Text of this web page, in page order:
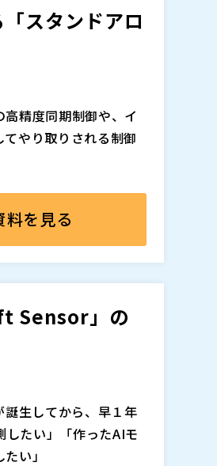
可能な理由、そして過
解説します。
Oを使いたいが、遅延
当されている方 ・Et
があります。
を正確に把握する仕組
担当者、生産技術部門
るとともに、OTネッ
ュリティの重要性は
勧めの内容です。OT
ださい。
あります。
スタンドアロ
精度同期制御や、イ
やり取りされる制御
や多軸モーションの
多様化により、CPU・
し、これらの方法だけ
路化を招き、システ
法をご紹介します。
ボードです。1Gbp
実現します。さら
ことで、PCの負荷を
料を見る
Sensor」の
生してから、早１年
たい」「作ったAIモ
い」